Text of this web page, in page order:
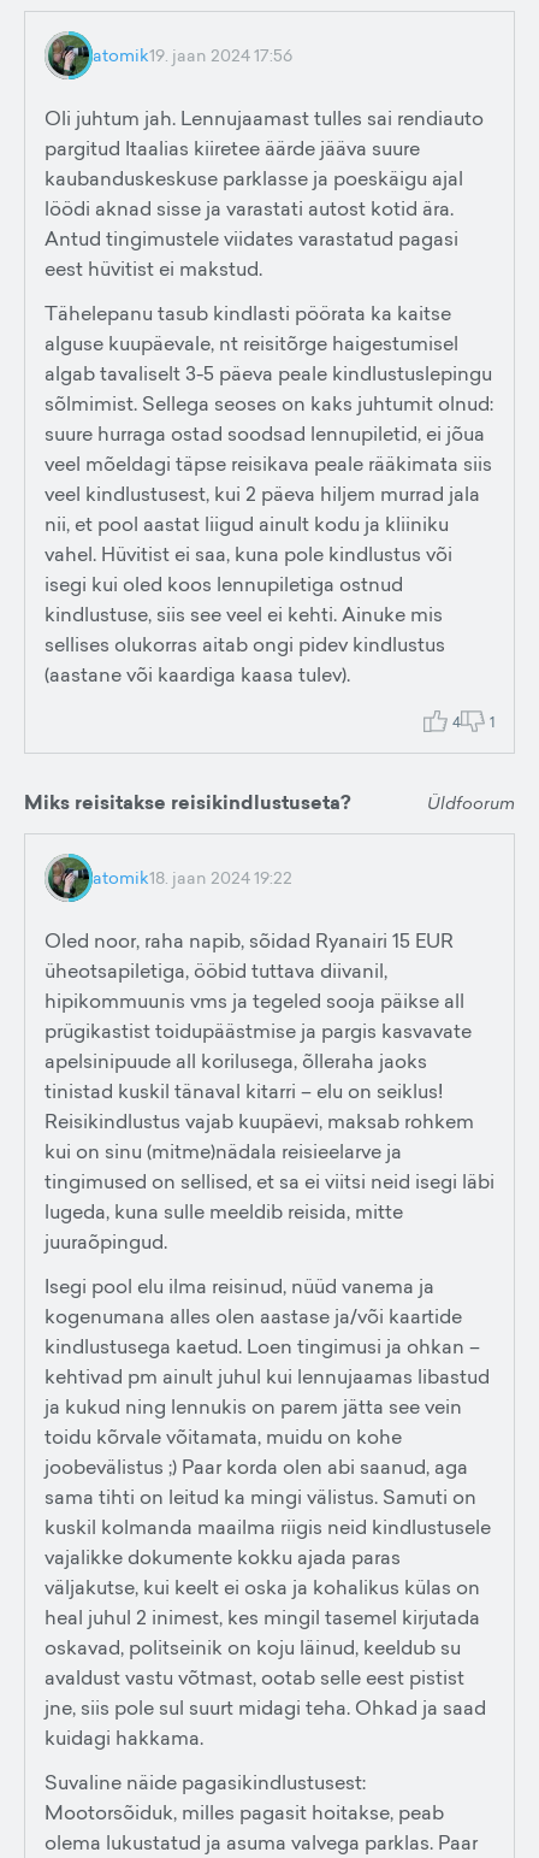
atomik19. jaan 2024 17:56
Oli juhtum jah. Lennujaamast tulles sai rendiauto
pargitud Itaalias kiiretee äärde jääva suure
kaubanduskeskuse parklasse ja poeskäigu ajal
löödi aknad sisse ja varastati autost kotid ära.
Antud tingimustele viidates varastatud pagasi
eest hüvitist ei makstud.
Tähelepanu tasub kindlasti pöörata ka kaitse
alguse kuupäevale, nt reisitõrge haigestumisel
algab tavaliselt 3-5 päeva peale kindlustuslepingu
sõlmimist. Sellega seoses on kaks juhtumit olnud:
suure hurraga ostad soodsad lennupiletid, ei jõua
veel mõeldagi täpse reisikava peale rääkimata siis
veel kindlustusest, kui 2 päeva hiljem murrad jala
nii, et pool aastat liigud ainult kodu ja kliiniku
vahel. Hüvitist ei saa, kuna pole kindlustus või
isegi kui oled koos lennupiletiga ostnud
kindlustuse, siis see veel ei kehti. Ainuke mis
sellises olukorras aitab ongi pidev kindlustus
(aastane või kaardiga kaasa tulev).
4 1
Miks reisitakse reisikindlustuseta? Üldfoorum
atomik18. jaan 2024 19:22
Oled noor, raha napib, sõidad Ryanairi 15 EUR
üheotsapiletiga, ööbid tuttava diivanil,
hipikommuunis vms ja tegeled sooja päikse all
prügikastist toidupäästmise ja pargis kasvavate
apelsinipuude all korilusega, õlleraha jaoks
tinistad kuskil tänaval kitarri – elu on seiklus!
Reisikindlustus vajab kuupäevi, maksab rohkem
kui on sinu (mitme)nädala reisieelarve ja
tingimused on sellised, et sa ei viitsi neid isegi läbi
lugeda, kuna sulle meeldib reisida, mitte
juuraõpingud.
Isegi pool elu ilma reisinud, nüüd vanema ja
kogenumana alles olen aastase ja/või kaartide
kindlustusega kaetud. Loen tingimusi ja ohkan –
kehtivad pm ainult juhul kui lennujaamas libastud
ja kukud ning lennukis on parem jätta see vein
toidu kõrvale võitamata, muidu on kohe
joobevälistus ;) Paar korda olen abi saanud, aga
sama tihti on leitud ka mingi välistus. Samuti on
kuskil kolmanda maailma riigis neid kindlustusele
vajalikke dokumente kokku ajada paras
väljakutse, kui keelt ei oska ja kohalikus külas on
heal juhul 2 inimest, kes mingil tasemel kirjutada
oskavad, politseinik on koju läinud, keeldub su
avaldust vastu võtmast, ootab selle eest pistist
jne, siis pole sul suurt midagi teha. Ohkad ja saad
kuidagi hakkama.
Suvaline näide pagasikindlustusest:
Mootorsõiduk, milles pagasit hoitakse, peab
olema lukustatud ja asuma valvega parklas. Paar